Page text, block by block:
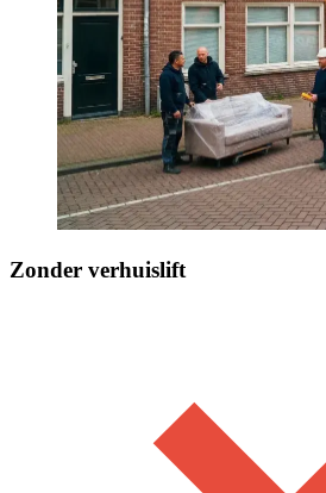
Zonder verhuislift